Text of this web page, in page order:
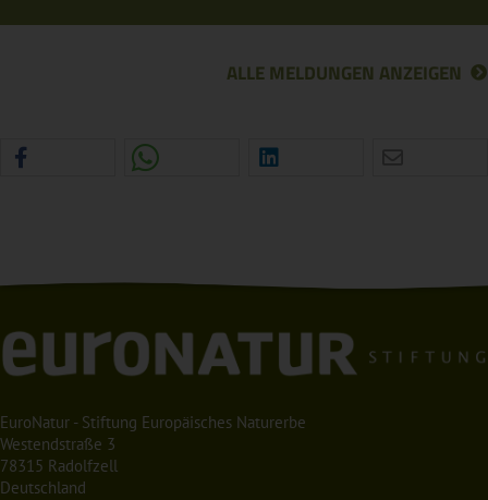
ALLE MELDUNGEN ANZEIGEN
EuroNatur - Stiftung Europäisches Naturerbe
Westendstraße 3
78315 Radolfzell
Deutschland